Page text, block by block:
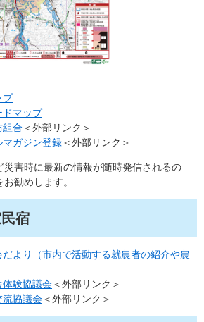
プ
ドマップ
組合 ＜外部リンク＞
ガジン登録＜外部リンク＞
災害時に最新の情報が随時発信されるの
勧めします。
宿
より（市内で活動する就農者の紹介や農
体験協議会＜外部リンク＞
流協議会＜外部リンク＞